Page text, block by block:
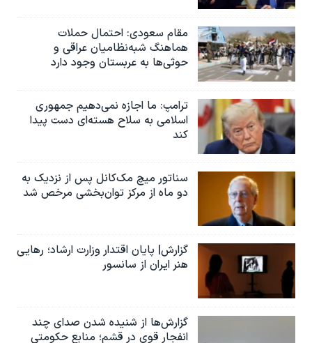
مقام سعودی: احتمال حملات
هماهنگ شبه‌نظامیان عراقی و
حوثی‌ها به عربستان وجود دارد
ترامپ: ما اجازه نمی‌دهیم جمهوری
اسلامی به سلاح هسته‌ای دست پیدا
کند
سناتور میچ مک‌کانل پس از نزدیک به
دو ماه از مرکز توان‌بخشی مرخص شد
گزارش| پایان اقتدار وزارت ارشاد؛ رهایی
هنر ایران از سانسور
گزارش‌ها از شنیده شدن صدای چند
انفجار قوی در قشم؛ منابع حکومتی